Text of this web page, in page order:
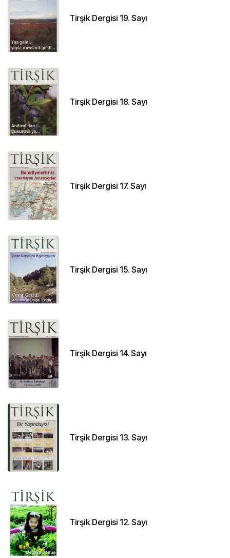
Tirşik Dergisi 19. Sayı
Tirşik Dergisi 18. Sayı
Tirşik Dergisi 17. Sayı
Tirşik Dergisi 15. Sayı
Tirşik Dergisi 14. Sayı
Tirşik Dergisi 13. Sayı
Tirşik Dergisi 12. Sayı